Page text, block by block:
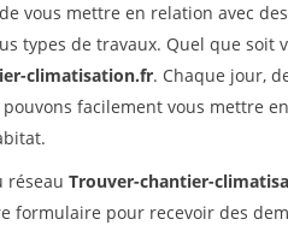
vous mettre en relation avec
types de travaux. Quel que soit
climatisation.fr. Chaque jour,
facilement vous mettre
réseau Trouver-chantier-
formulaire pour recevoir des